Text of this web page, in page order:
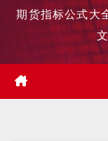
期货指标公式大